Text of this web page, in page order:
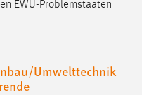
EWU-Problemstaaten
Umwelttechnik